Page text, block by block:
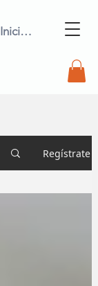
Iniciar Sesión
Regístrate